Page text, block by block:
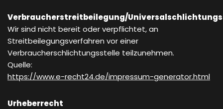
Verbraucherstreitbeilegung/
Wir sind nicht bereit oder verpflichtet, an
Streitbeilegungsverfahren vor einer
Verbraucherschlichtungsstelle teilzunehmen.
Quelle:
https://www.e-recht24.de/impressum-generator.html
Urheberrecht